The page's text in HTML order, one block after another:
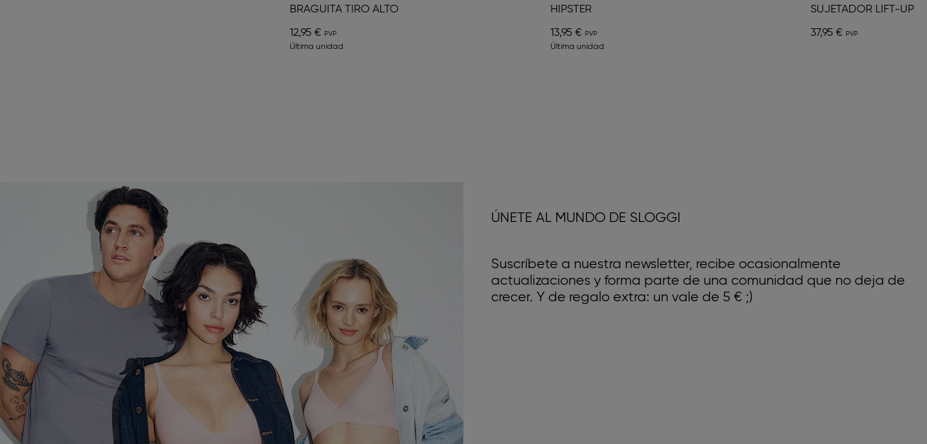
BRAGUITA TIRO ALTO
12,95 €
Última unidad
HIPSTER
13,95 €
Última unidad
SUJETADOR LIFT-UP
37,95 €
ÚNETE AL MUNDO DE SLOGGI
Suscríbete a nuestra newsletter, recibe ocasionalmente
actualizaciones y forma parte de una comunidad que no deja de
crecer. Y de regalo extra: un vale de 5 € ;)